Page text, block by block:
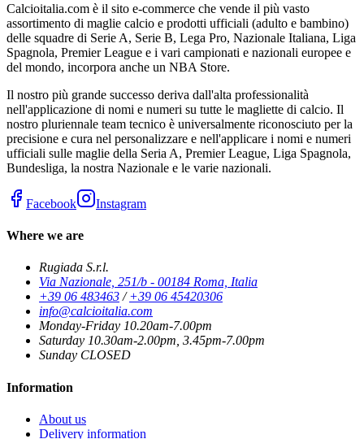
Calcioitalia.com è il sito e-commerce che vende il più vasto
assortimento di maglie calcio e prodotti ufficiali (adulto e bambino)
delle squadre di Serie A, Serie B, Lega Pro, Nazionale Italiana, Liga
Spagnola, Premier League e i vari campionati e nazionali europee e
del mondo, incorpora anche un NBA Store.
Il nostro più grande successo deriva dall'alta professionalità
nell'applicazione di nomi e numeri su tutte le magliette di calcio. Il
nostro pluriennale team tecnico è universalmente riconosciuto per la
precisione e cura nel personalizzare e nell'applicare i nomi e numeri
ufficiali sulle maglie della Seria A, Premier League, Liga Spagnola,
Bundesliga, la nostra Nazionale e le varie nazionali.
Facebook Instagram
Where we are
Rugiada S.r.l.
Via Nazionale, 251/b - 00184 Roma, Italia
+39 06 483463/+39 06 45420306
info@calcioitalia.com
Monday-Friday 10.20am-7.00pm
Saturday 10.30am-2.00pm, 3.45pm-7.00pm
Sunday CLOSED
Information
About us
Delivery information